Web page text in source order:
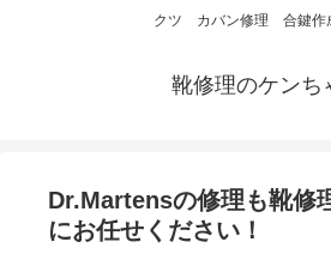
クツ カバン修理 合鍵作
靴修理のケンち
Dr.Martensの修理も靴修
にお任せください！